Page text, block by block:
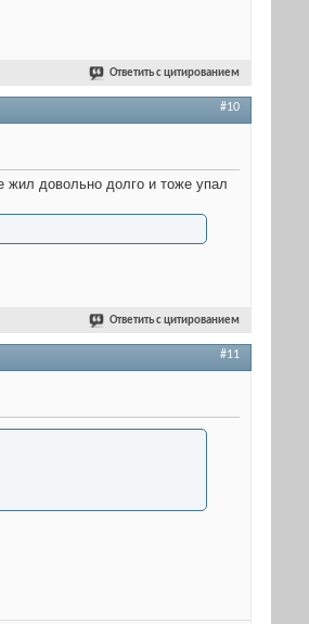
Ответить с цитированием
#10
жил довольно долго и тоже упал
Ответить с цитированием
#11